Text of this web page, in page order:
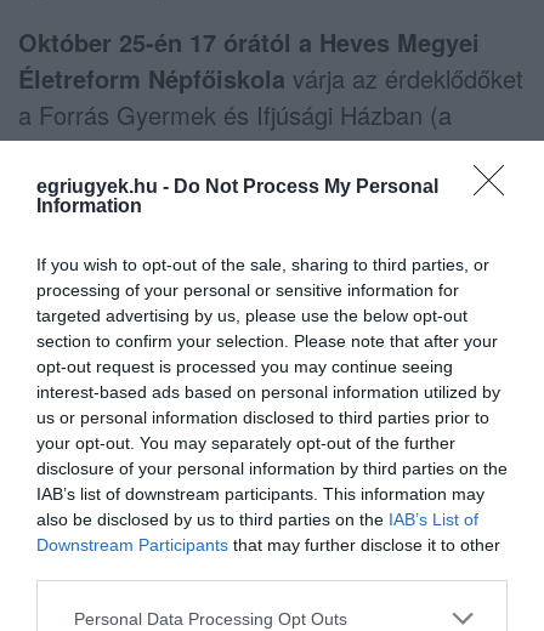
egriugyek.hu - Do Not Process My Personal
Information
If you wish to opt-out of the sale, sharing to third parties, or
processing of your personal or sensitive information for
targeted advertising by us, please use the below opt-out
section to confirm your selection. Please note that after your
opt-out request is processed you may continue seeing
interest-based ads based on personal information utilized by
us or personal information disclosed to third parties prior to
your opt-out. You may separately opt-out of the further
disclosure of your personal information by third parties on the
IAB’s list of downstream participants. This information may
also be disclosed by us to third parties on the IAB’s List of
Downstream Participants that may further disclose it to other
Please note that this website/app uses one or more Google
Personal Data Processing Opt Outs
Október 25-én 17 órától a Heves Megyei
Életreform Népfőiskola várja az érdeklődőket
a Forrás Gyermek és Ifjúsági Házban (a
jegyárakról azEKMK oldalaad tájékoztatást).
Október 25-29. között "Őszi vakáció"
EKMK."Sajnálod, hogy vége a nyárnak? Alig
várod, hogy újra felállj az iskolapadból? Akkor
gyere és vakációzz velünk az őszi szünetben!
Egy tábor, ahol mindenki talál kedvére való
programot! Rengeteg játékkal, szórakozással
és nevetéssel idézzük meg újra a nyarat! A hét
során részt vehetsz: arcfestésen,
csapatjátékokon, kreatív foglalkozáson,
tanulhatsz táncokat és megannyi élménnyel
térsz vissza a suliba!" – írják az eseményt